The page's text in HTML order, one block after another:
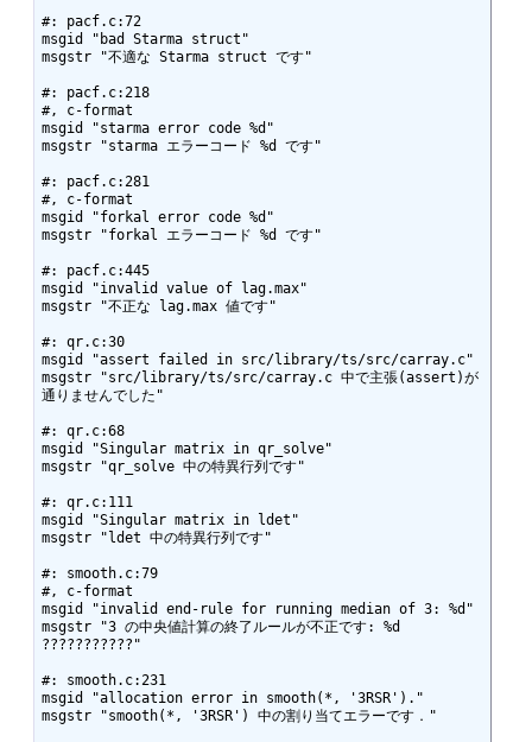
#: pacf.c:72
msgid "bad Starma struct"
msgstr "不適な Starma struct です"
#: pacf.c:218
#, c-format
msgid "starma error code %d"
msgstr "starma エラーコード %d です"
#: pacf.c:281
#, c-format
msgid "forkal error code %d"
msgstr "forkal エラーコード %d です"
#: pacf.c:445
msgid "invalid value of lag.max"
msgstr "不正な lag.max 値です"
#: qr.c:30
msgid "assert failed in src/library/ts/src/carray.c"
msgstr "src/library/ts/src/carray.c 中で主張(assert)が
通りませんでした"
#: qr.c:68
msgid "Singular matrix in qr_solve"
msgstr "qr_solve 中の特異行列です"
#: qr.c:111
msgid "Singular matrix in ldet"
msgstr "ldet 中の特異行列です"
#: smooth.c:79
#, c-format
msgid "invalid end-rule for running median of 3: %d"
msgstr "3 の中央値計算の終了ルールが不正です: %d
???????????"
#: smooth.c:231
msgid "allocation error in smooth(*, '3RSR')."
msgstr "smooth(*, '3RSR') 中の割り当てエラーです．"